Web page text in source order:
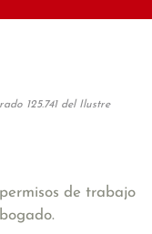
125.741 del Ilustre
de trabajo